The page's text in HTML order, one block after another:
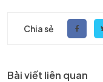
Chia sẻ
Bài viết liên quan